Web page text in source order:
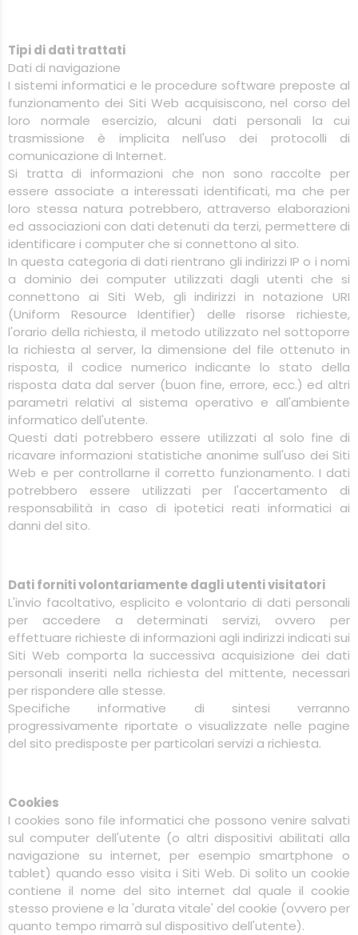
Tipi di dati trattati
Dati di navigazione
I sistemi informatici e le procedure software preposte al
funzionamento dei Siti Web acquisiscono, nel corso del
loro normale esercizio, alcuni dati personali la cui
trasmissione è implicita nell'uso dei protocolli di
comunicazione di Internet.
Si tratta di informazioni che non sono raccolte per
essere associate a interessati identificati, ma che per
loro stessa natura potrebbero, attraverso elaborazioni
ed associazioni con dati detenuti da terzi, permettere di
identificare i computer che si connettono al sito.
In questa categoria di dati rientrano gli indirizzi IP o i nomi
a dominio dei computer utilizzati dagli utenti che si
connettono ai Siti Web, gli indirizzi in notazione URI
(Uniform Resource Identifier) delle risorse richieste,
l'orario della richiesta, il metodo utilizzato nel sottoporre
la richiesta al server, la dimensione del file ottenuto in
risposta, il codice numerico indicante lo stato della
risposta data dal server (buon fine, errore, ecc.) ed altri
parametri relativi al sistema operativo e all'ambiente
informatico dell'utente.
Questi dati potrebbero essere utilizzati al solo fine di
ricavare informazioni statistiche anonime sull'uso dei Siti
Web e per controllarne il corretto funzionamento. I dati
potrebbero essere utilizzati per l'accertamento di
responsabilità in caso di ipotetici reati informatici ai
danni del sito.
Dati forniti volontariamente dagli utenti visitatori
L'invio facoltativo, esplicito e volontario di dati personali
per accedere a determinati servizi, ovvero per
effettuare richieste di informazioni agli indirizzi indicati sui
Siti Web comporta la successiva acquisizione dei dati
personali inseriti nella richiesta del mittente, necessari
per rispondere alle stesse.
Specifiche informative di sintesi verranno
progressivamente riportate o visualizzate nelle pagine
del sito predisposte per particolari servizi a richiesta.
Cookies
I cookies sono file informatici che possono venire salvati
sul computer dell'utente (o altri dispositivi abilitati alla
navigazione su internet, per esempio smartphone o
tablet) quando esso visita i Siti Web. Di solito un cookie
contiene il nome del sito internet dal quale il cookie
stesso proviene e la 'durata vitale' del cookie (ovvero per
quanto tempo rimarrà sul dispositivo dell'utente).